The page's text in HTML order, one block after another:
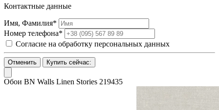
Контактные данные
Имя, Фамилия*
Номер телефона*
Согласие на обработку персональных данных
Отменить Купить сейчас:
Обои BN Walls Linen Stories 219435